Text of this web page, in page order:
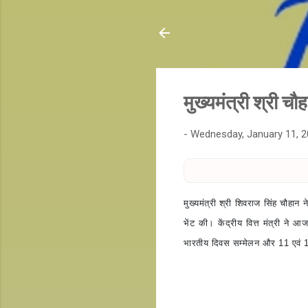
मुख्यमंत्री श्री
- Wednesday, January 11,
मुख्यमंत्री श्री शिवराज सिंह
भेंट की। केंद्रीय वित्त मंत्री ने आज
भारतीय दिवस सम्मेलन और 11 एवं